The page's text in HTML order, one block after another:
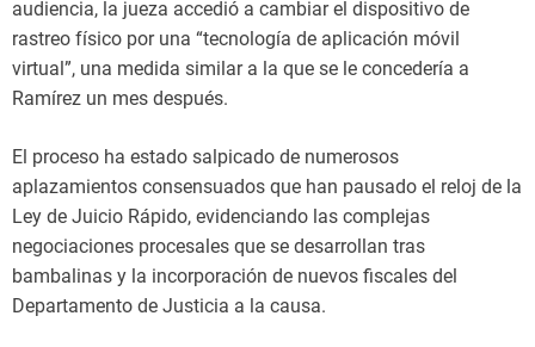
audiencia, la jueza accedió a cambiar el dispositivo de
rastreo físico por una “tecnología de aplicación móvil
virtual”, una medida similar a la que se le concedería a
Ramírez un mes después.
El proceso ha estado salpicado de numerosos
aplazamientos consensuados que han pausado el reloj de la
Ley de Juicio Rápido, evidenciando las complejas
negociaciones procesales que se desarrollan tras
bambalinas y la incorporación de nuevos fiscales del
Departamento de Justicia a la causa.